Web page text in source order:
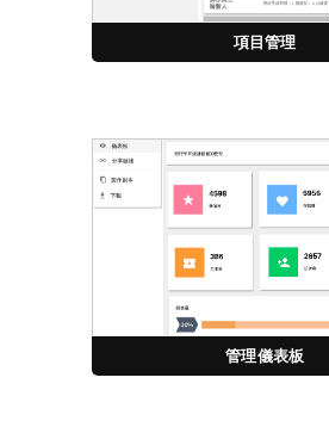
項目管理
管理儀表板